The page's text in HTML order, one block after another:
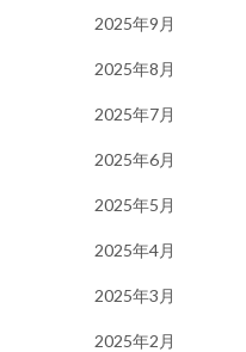
2025年9月
2025年8月
2025年7月
2025年6月
2025年5月
2025年4月
2025年3月
2025年2月